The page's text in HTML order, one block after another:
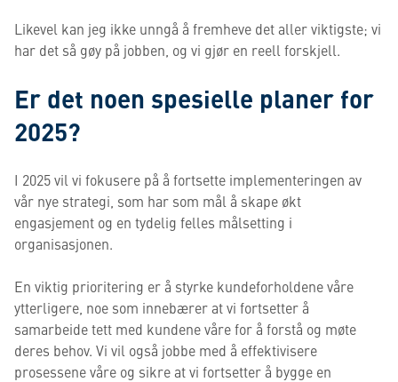
Likevel kan jeg ikke unngå å fremheve det aller viktigste; vi
har det så gøy på jobben, og vi gjør en reell forskjell.
Er det noen spesielle planer for
2025?
I 2025 vil vi fokusere på å fortsette implementeringen av
vår nye strategi, som har som mål å skape økt
engasjement og en tydelig felles målsetting i
organisasjonen.
En viktig prioritering er å styrke kundeforholdene våre
ytterligere, noe som innebærer at vi fortsetter å
samarbeide tett med kundene våre for å forstå og møte
deres behov. Vi vil også jobbe med å effektivisere
prosessene våre og sikre at vi fortsetter å bygge en